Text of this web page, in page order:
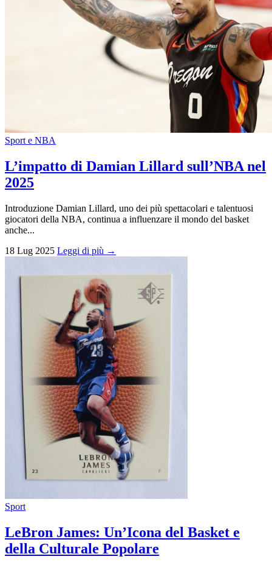
Sport e NBA
L’impatto di Damian Lillard sull’NBA nel
2025
Introduzione Damian Lillard, uno dei più spettacolari e talentuosi
giocatori della NBA, continua a influenzare il mondo del basket
anche...
18 Lug 2025 Leggi di più →
Sport
LeBron James: Un’Icona del Basket e
della Culturale Popolare